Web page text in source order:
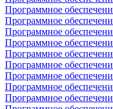
Программное
Программное
Программное
Программное
Программное
Программное
Программное
Программное
Программное